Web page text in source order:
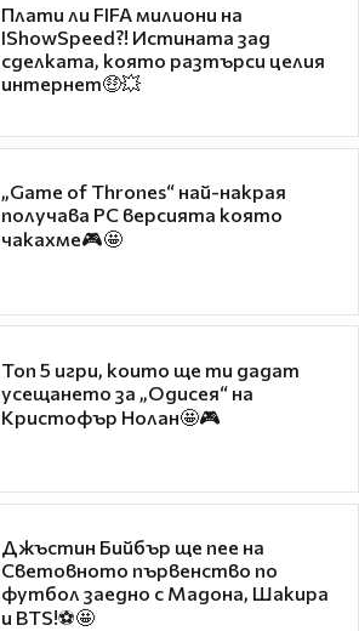
Плати ли FIFA милиони на
IShowSpeed?! Истината зад
сделката, която разтърси целия
интернет🤑💥
„Game of Thrones“ най-накрая
получава PC версията която
чакахме🎮🤩
Топ 5 игри, които ще ти дадат
усещането за „Одисея“ на
Кристофър Нолан🤩🎮
Джъстин Бийбър ще пее на
Световното първенство по
футбол заедно с Мадона, Шакира
и BTS!⚽🤩